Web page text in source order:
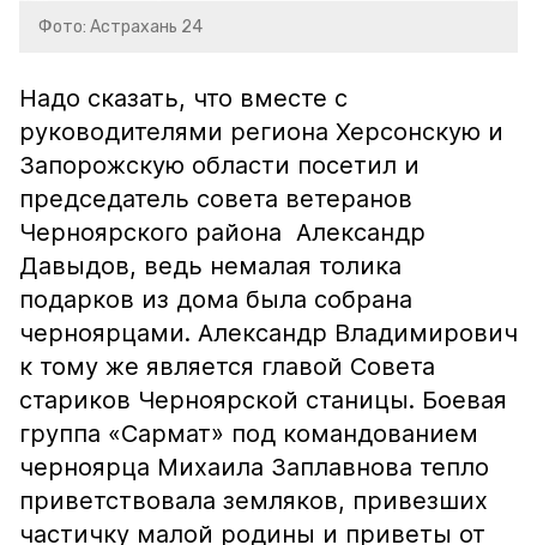
Фото: Астрахань 24
Надо сказать, что вместе с
руководителями региона Херсонскую и
Запорожскую области посетил и
председатель совета ветеранов
Черноярского района Александр
Давыдов, ведь немалая толика
подарков из дома была собрана
черноярцами. Александр Владимирович
к тому же является главой Совета
стариков Черноярской станицы. Боевая
группа «Сармат» под командованием
черноярца Михаила Заплавнова тепло
приветствовала земляков, привезших
частичку малой родины и приветы от